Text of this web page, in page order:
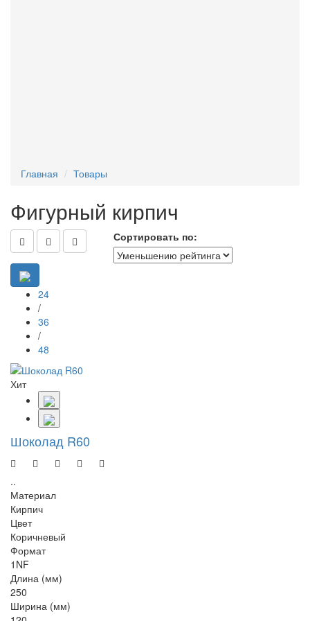
Главная
Товары
Фигурный кирпич
Сортировать по:
24
/
36
/
48
Хит
Шоколад R60
..
Материал
Кирпич
Цвет
Коричневый
Формат
1NF
Длина (мм)
250
Ширина (мм)